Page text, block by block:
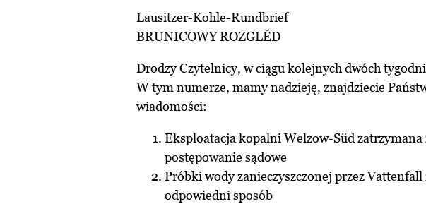
Lausitzer-Kohle-Rundbrief
BRUNICOWY ROZGLĔD
Drodzy Czytelnicy, w ciągu kolejnych dwóch
W tym numerze, mamy nadzieję, znajdziecie
wiadomości:
Eksploatacja kopalni Welzow-Süd zatrzymana
postępowanie sądowe
Próbki wody zanieczyszczonej przez Vattenfall
odpowiedni sposób